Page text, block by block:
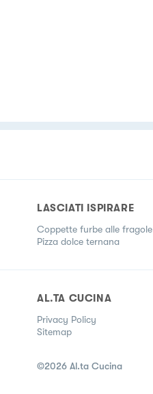
LASCIATI ISPIRARE
Coppette furbe alle fragole
Pizza dolce ternana
AL.TA CUCINA
Privacy Policy
Sitemap
©2026 Al.ta Cucina